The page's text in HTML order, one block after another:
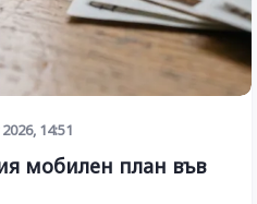
14:51
мобилен план във